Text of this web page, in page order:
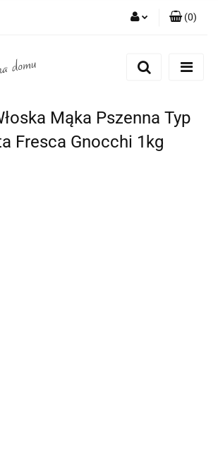
Zarejestruj się
(0)
Mąka Pszenna Typ
Fresca Gnocchi 1kg